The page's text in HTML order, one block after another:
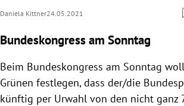
Daniela Kittner24.05.2021
Bundeskongress am Sonntag
Beim Bundeskongress am Sonntag
Grünen festlegen, dass der/die
künftig per Urwahl von den nicht ganz